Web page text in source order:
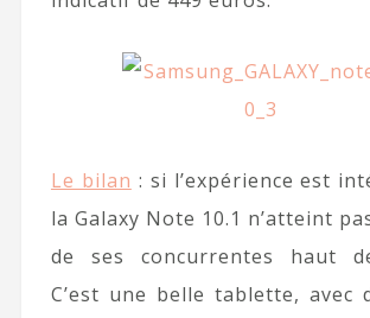
Le bilan : si l’expérience est
la Galaxy Note 10.1 n’atteint
de ses concurrentes haut
C’est une belle tablette, avec